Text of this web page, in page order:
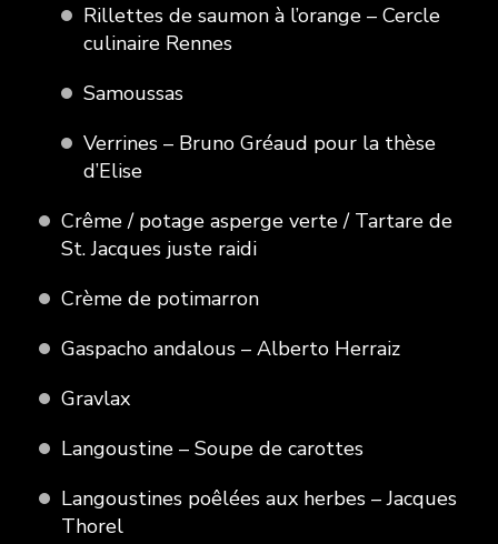
Rillettes de saumon à l’orange – Cercle
culinaire Rennes
Samoussas
Verrines – Bruno Gréaud pour la thèse
d’Elise
Crême / potage asperge verte / Tartare de
St. Jacques juste raidi
Crème de potimarron
Gaspacho andalous – Alberto Herraiz
Gravlax
Langoustine – Soupe de carottes
Langoustines poêlées aux herbes – Jacques
Thorel